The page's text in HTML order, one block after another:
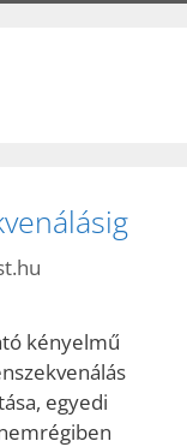
kényelmű
egyedi